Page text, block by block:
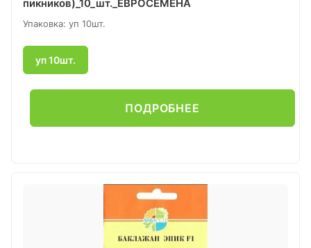
пикников)_10_шт._ЕВРОСЕМЕНА
Упаковка: уп 10шт.
уп 10шт.
ПОДРОБНЕЕ